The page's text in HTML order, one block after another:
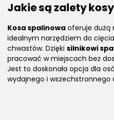
Jakie są zalety
Kosa spalinowa oferuje dużą
idealnym narzędziem do
chwastów. Dzięki silnikowi
pracować w miejscach bez
Jest to doskonała opcja dla
wydajnego i wszechstronnego